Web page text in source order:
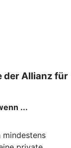
der Allianz für
...
mindestens